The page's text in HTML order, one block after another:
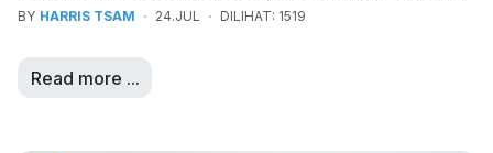
BY HARRIS TSAM 24.JUL DILIHAT: 1519
Read more ...